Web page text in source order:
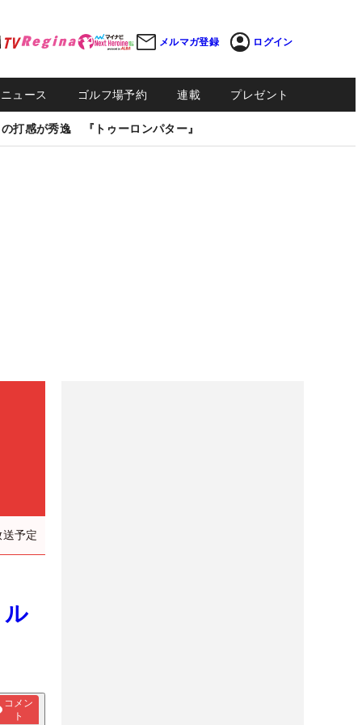
メルマガ登録 ログイン
ュース ゴルフ場予約 連載 プレゼント
打感が秀逸 『トゥーロンパター』
予定
コメン
ト